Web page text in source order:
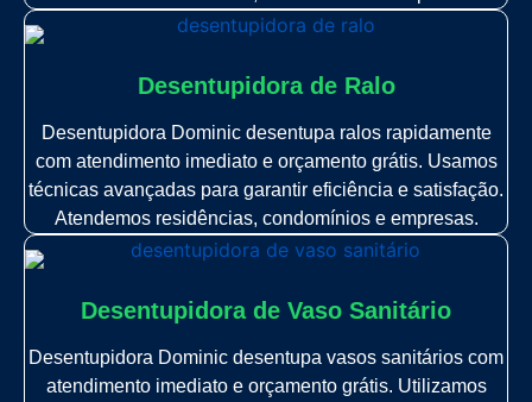
Desentupidora de Ralo
Desentupidora Dominic desentupa ralos rapidamente
com atendimento imediato e orçamento grátis. Usamos
técnicas avançadas para garantir eficiência e satisfação.
Atendemos residências, condomínios e empresas.
Desentupidora de Vaso Sanitário
Desentupidora Dominic desentupa vasos sanitários com
atendimento imediato e orçamento grátis. Utilizamos